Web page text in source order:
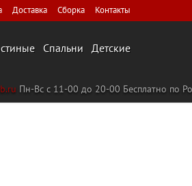
Доставка Сборка Контакты
Спальни Детские
Пн-Вс с 11-00 до 20-00 Бесплатно по